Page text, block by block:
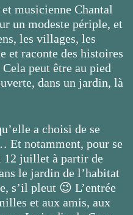
musicienne Chantal
un modeste périple, et
les villages, les
et raconte des histoires
peut être au pied
dans un jardin, là
a choisi de se
Et notamment, pour se
12 juillet à partir de
le jardin de l’habitat
s’il pleut 😉 L’entrée
et aux amis, aux